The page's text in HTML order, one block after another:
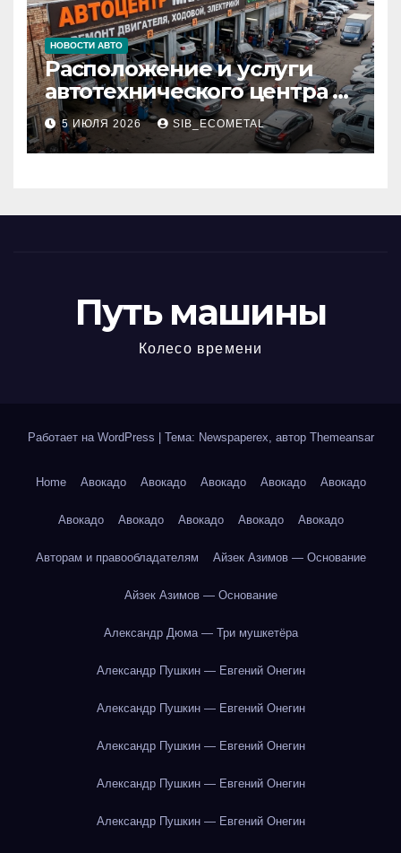
НОВОСТИ АВТО
Расположение и услуги
автотехнического центра в
районе 84-го километра
МКАД
5 ИЮЛЯ 2026 SIB_ECOMETAL
Путь машины
Колесо времени
Работает на WordPress Тема: Newspaperex, автор Themeansar
Home Авокадо Авокадо Авокадо Авокадо Авокадо
Авокадо Авокадо Авокадо Авокадо Авокадо
Авторам и правообладателям Айзек Азимов — Основание
Айзек Азимов — Основание
Александр Дюма — Три мушкетёра
Александр Пушкин — Евгений Онегин
Александр Пушкин — Евгений Онегин
Александр Пушкин — Евгений Онегин
Александр Пушкин — Евгений Онегин
Александр Пушкин — Евгений Онегин